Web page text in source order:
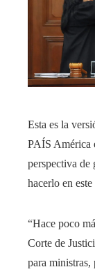
Esta es la
PAÍS América
perspectiva de
hacerlo en este
“Hace poco
Corte de
para